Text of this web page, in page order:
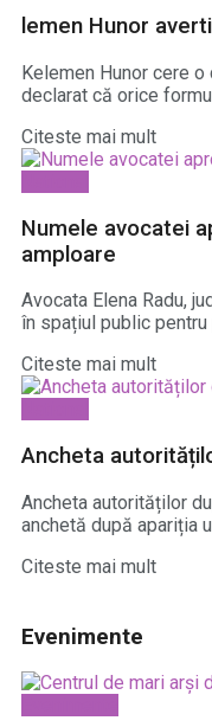
lemen Hunor
Kelemen Hunor cere
declarat că orice
Citeste mai mult
Numele avocatei
amploare
Avocata Elena Radu,
în spațiul public
Citeste mai mult
Ancheta
Ancheta autorităților
anchetă după apariția
Citeste mai mult
Evenimente